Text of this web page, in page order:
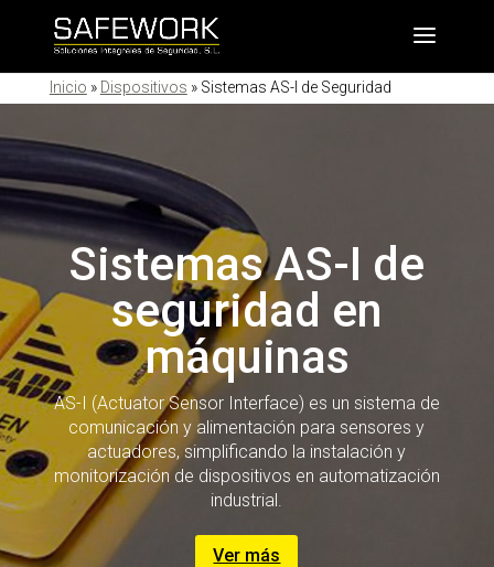
Inicio » Dispositivos » Sistemas AS-I de Seguridad
Sistemas AS-I de
seguridad en
máquinas
AS-I (Actuator Sensor Interface) es un sistema de
comunicación y alimentación para sensores y
actuadores, simplificando la instalación y
monitorización de dispositivos en automatización
industrial.
Ver más